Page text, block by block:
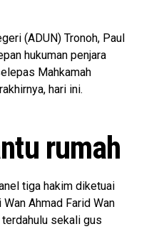
(ADUN) Tronoh, Paul
hukuman penjara
Mahkamah
hari ini.
rumah
tiga hakim diketuai
Ahmad Farid Wan
sekali gus